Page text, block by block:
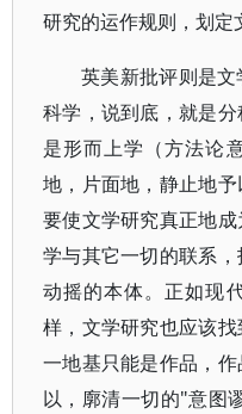
研究的运作规则，划定
英美新批评则是文
科学，说到底，就是
是形而上学（方法论
地，片面地，静止地予
要使文学研究真正地
学与其它一切的联系
动摇的本体。正如现
样，文学研究也应该
一地基只能是作品，
以，廓清一切的"意图